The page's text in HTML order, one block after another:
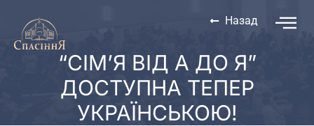
Назад
“СІМ’Я ВІД А ДО Я”
ДОСТУПНА ТЕПЕР
УКРАЇНСЬКОЮ!